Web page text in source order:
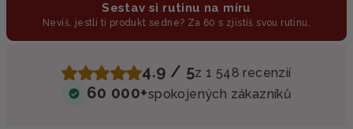
Sestav si rutinu na míru
Nevíš, jestli ti produkt sedne? Za 60 s zjistíš svou rutinu.
4.9 / 5z 1 548 recenzií
60 000+spokojených zákazníků